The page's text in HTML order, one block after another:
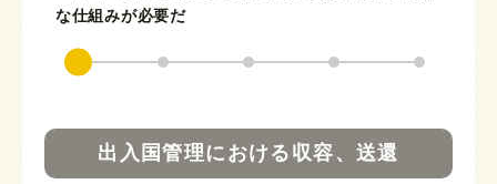
な仕組みが必要だ
出入国管理における収容、送還